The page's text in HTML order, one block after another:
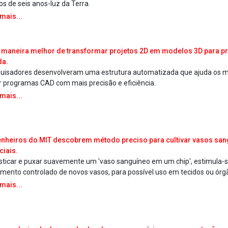
de seis anos-luz da Terra.
maneira melhor de transformar projetos 2D em modelos 3D para
desenvolveram uma estrutura automatizada que ajuda os
programas CAD com mais precisão e eficiência.
do MIT descobrem método preciso para cultivar vasos
e puxar suavemente um 'vaso sanguíneo em um chip', estimula-
controlado de novos vasos, para possível uso em tecidos ou